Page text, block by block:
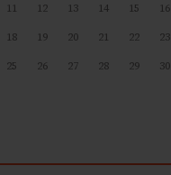
11 12 13 14 15
16
18 19 20 21 22
23
25 26 27 28 29
30